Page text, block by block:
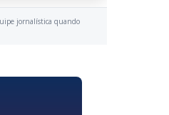
jornalística quando